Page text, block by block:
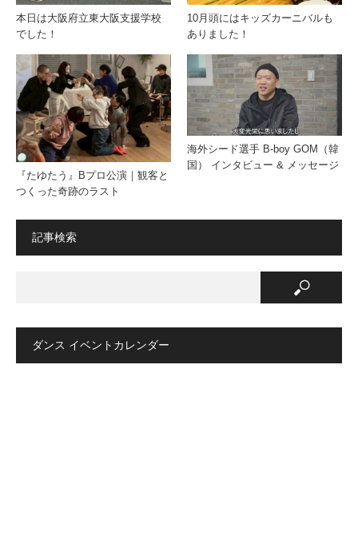
本日は大阪府立東大阪支援学校
でした！
10月頭にはキッズカーニバルも
ありました！
『たゆたう』Bプロ公演｜観客と
つくった奇跡のラスト
海外シード選手 B-boy GOM（韓
国） インタビュー & メッセージ
記事検索
ダンス イベントカレンダー